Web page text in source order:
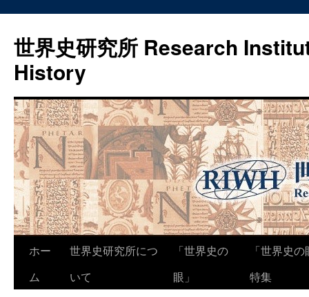
世界史研究所 Research
History
ホー
ム
世界史研究所につ
いて
「世界史の
眼」
「世界史
特集